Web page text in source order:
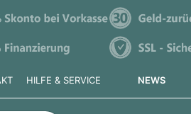
HILFE & SERVICE NEWS